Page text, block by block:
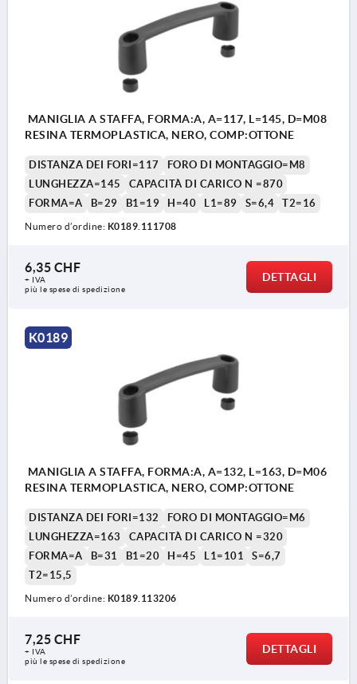
MANIGLIA A STAFFA, FORMA:A, A=117, L=145, D=M08
RESINA TERMOPLASTICA, NERO, COMP:OTTONE
DISTANZA DEI FORI=117
FORO DI MONTAGGIO=M8
LUNGHEZZA=145
CAPACITÀ DI CARICO N =870
FORMA=A
B=29 B1=19 H=40 L1=89 S=6,4 T2=16
Numero d’ordine: K0189.111708
6,35 CHF
+ IVA
più le spese di spedizione
DETTAGLI
K0189
MANIGLIA A STAFFA, FORMA:A, A=132, L=163, D=M06
RESINA TERMOPLASTICA, NERO, COMP:OTTONE
DISTANZA DEI FORI=132
FORO DI MONTAGGIO=M6
LUNGHEZZA=163
CAPACITÀ DI CARICO N =320
FORMA=A
B=31 B1=20 H=45 L1=101
S=6,7
T2=15,5
Numero d’ordine: K0189.113206
7,25 CHF
+ IVA
più le spese di spedizione
DETTAGLI